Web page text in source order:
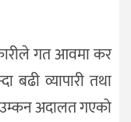
गत आवमा कर
बढी व्यापारी तथा
उम्कन अदालत गएको